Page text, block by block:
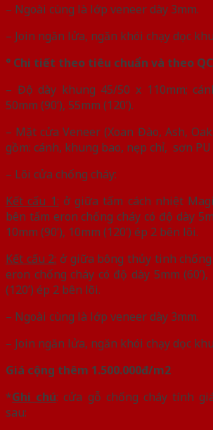
– Ngoài cùng là lớp veneer dày 3mm.
– Join ngăn lửa, ngăn khói chạy dọc
° Chi tiết theo tiêu chuẩn và theo QC
– Độ dày khung 45/50 x 110mm;
50mm (90’), 55mm (120’).
– Mặt cửa Veneer (Xoan Đào, Ash,
gồm: cánh, khung bao, nẹp chỉ, sơn
– Lõi cửa chống cháy:
Kết cấu 1: ở giữa tấm cách nhiệt
bên tấm eron chống cháy có độ dày
10mm (90’), 10mm (120’) ép 2 bên lõi.
Kết cấu 2: ở giữa bông thủy tinh
eron chống cháy có độ dày 5mm (60’),
(120’) ép 2 bên lõi.
– Ngoài cùng là lớp veneer dày 3mm.
– Join ngăn lửa, ngăn khói chạy dọc
Giá cộng thêm 1.500.000đ/m2
*Ghi chú: cửa gỗ chống cháy tính
sau: